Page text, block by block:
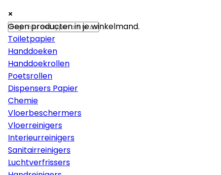
×
Papier
Toiletpapier
Handdoeken
Handdoekrollen
Poetsrollen
Dispensers Papier
Chemie
Vloerbeschermers
Vloerreinigers
Interieurreinigers
Sanitairreinigers
Luchtverfrissers
×
×
Geen producten in je winkelmand.